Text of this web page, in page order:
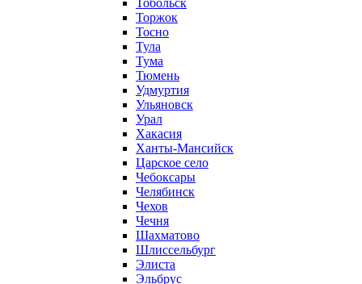
Тобольск
Торжок
Тосно
Тула
Тума
Тюмень
Удмуртия
Ульяновск
Урал
Хакасия
Ханты-Мансийск
Царское село
Чебоксары
Челябинск
Чехов
Чечня
Шахматово
Шлиссельбург
Элиста
Эльбрус